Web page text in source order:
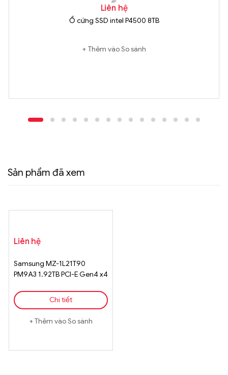
Liên hệ
Ổ cứng SSD intel P4500 8TB
Thêm vào So sánh
Sản phẩm đã xem
Liên hệ
Samsung MZ-1L21T90
PM9A3 1.92TB PCI-E Gen4 x4
Chi tiết
Thêm vào So sánh